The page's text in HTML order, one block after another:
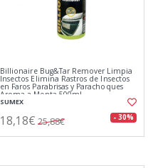
Billionaire Bug&Tar Remover Limpia
Insectos Elimina Rastros de Insectos
en Faros Parabrisas y Parachoques
Aroma a Menta 500ml
SUMEX
18,18€ 25,88€ - 30%